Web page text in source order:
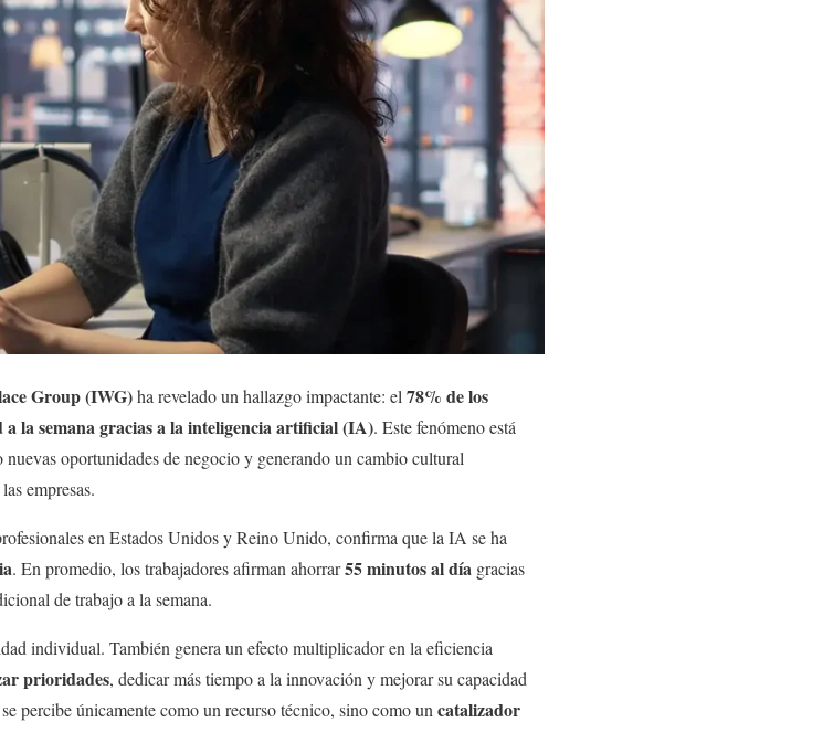
Group (IWG)ha revelado un hallazgo impactante: el 78% de los
la semana gracias a la inteligencia artificial (IA). Este fenómeno está
oportunidades de negocio y generando un cambio cultural
empresas.
en Estados Unidos y Reino Unido, confirma que la IA se ha
. En promedio, los trabajadores afirman ahorrar55 minutos al día gracias
de trabajo a la semana.
individual. También genera un efecto multiplicador en la eficiencia
prioridades, dedicar más tiempo a la innovación y mejorar su capacidad
percibe únicamente como un recurso técnico, sino como un catalizador